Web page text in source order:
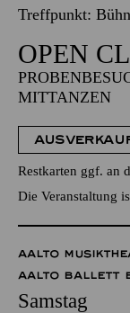
Treffpunkt:
OPEN
MITTANZEN
Restkarten ggf. an
Die Veranstaltung
AALTO
AALTO BALLETT
Samstag